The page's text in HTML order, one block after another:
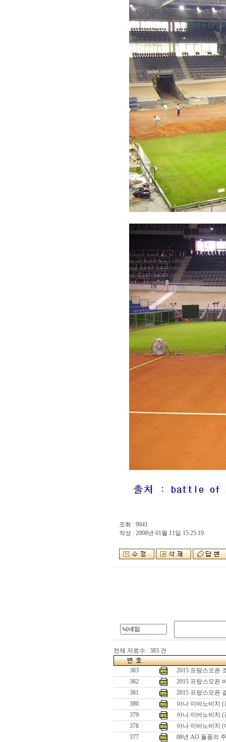
조회 : 9941
작성 : 2008년 01월 11일 15:25:19
전체 자료수 : 383 건
383
2015 프랑스오픈
382
2015 프랑스오픈
381
2015 프랑스오픈
380
아나 이바노비치 (
379
아나 이바노비치
378
아나 이바노비치 (
377
08년 AO 돌풍의